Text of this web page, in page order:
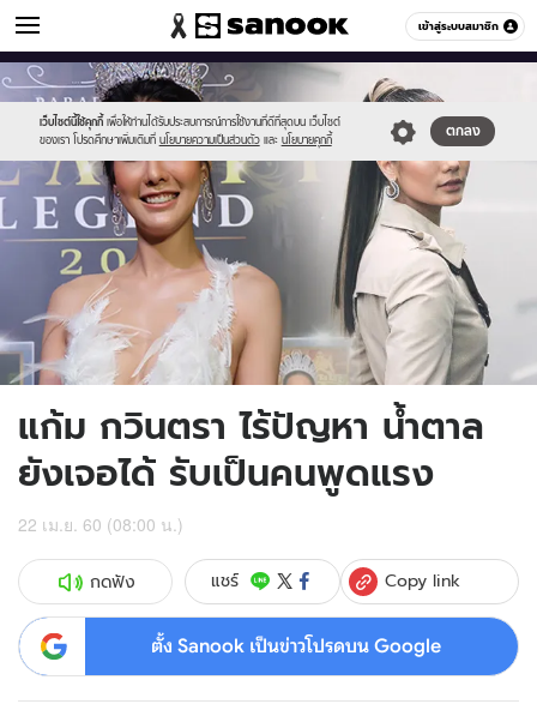
เข้าสู่ระบบสมาชิก
ข่าวบันเทิง หมวดอื่นๆ
เว็บไซต์นี้ใช้คุกกี้ เพื่อให้ท่านได้รับประสบการณ์การใช้งานที่ดีที่สุดบน เว็บไซต์
ของเรา โปรดศึกษาเพิ่มเติมที่ นโยบายความเป็นส่วนตัว และ นโยบายคุกกี้
ตกลง
Sanook
//s.isanook.com/sr/0/images/logo-
new-
sanook.png
600
60
//s.isanook.com/ns/0/ud/440/2203790/gam101.jpg
แก้ม กวินตรา ไร้ปัญหา น้ำตาล
ยังเจอได้ รับเป็นคนพูดแรง
22 เม.ย. 60 (08:00 น.)
กดฟัง แชร์ Copy link
ตั้ง Sanook เป็นข่าวโปรดบน Google